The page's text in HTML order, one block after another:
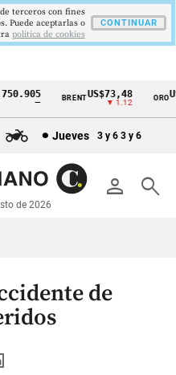
BRENTUS$73,48
▼ 1.12
ORO
Jueves 3 y 6 3 y 6
person search
de 2026
de
terceros con fines
Puede aceptarlas o
politica de cookies
CONTINUAR